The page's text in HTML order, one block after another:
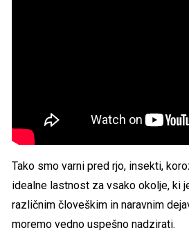
Tako smo varni pred rjo, insekti,
idealne lastnost za vsako okolje, ki
različnim človeškim in naravnim
moremo vedno uspešno nadzirati.